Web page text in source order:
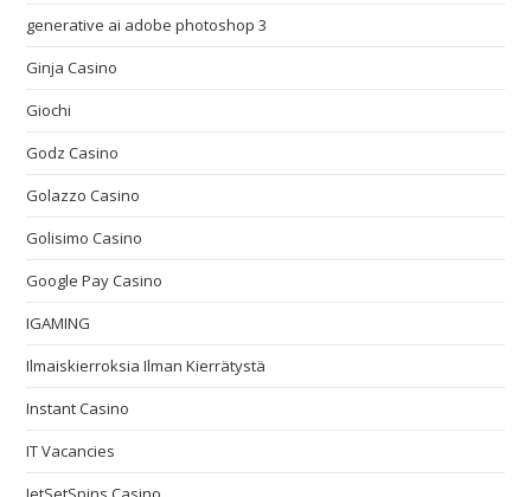
generative ai adobe photoshop 3
Ginja Casino
Giochi
Godz Casino
Golazzo Casino
Golisimo Casino
Google Pay Casino
IGAMING
Ilmaiskierroksia Ilman Kierrätystä
Instant Casino
IT Vacancies